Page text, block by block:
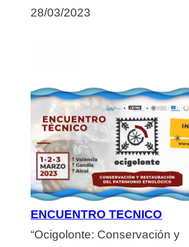
28/03/2023
ENCUENTRO TECNICO
“Ocigolonte: Conservación y